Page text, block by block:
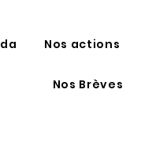
Nos actions
Nos Brèves